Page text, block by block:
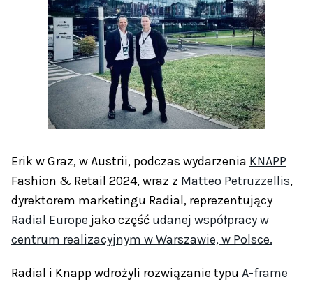
Erik w Graz, w Austrii, podczas wydarzenia KNAPP
Fashion & Retail 2024, wraz z Matteo Petruzzellis,
dyrektorem marketingu Radial, reprezentujący
Radial Europe jako część udanej współpracy w
centrum realizacyjnym w Warszawie, w Polsce.
Radial i Knapp wdrożyli rozwiązanie typu A-frame